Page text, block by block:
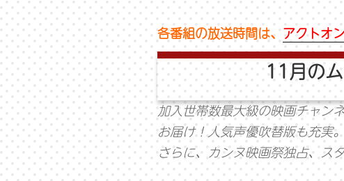
各番組の放送時間は、 アクトオ
11月の
加入世帯数最大級の映画チャン
お届け！人気声優吹替版も充実。
さらに、カンヌ映画祭独占、ス